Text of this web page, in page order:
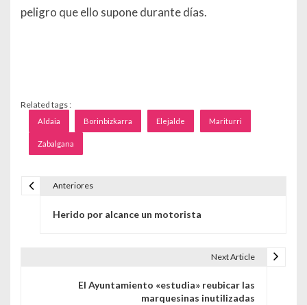
peligro que ello supone durante días.
Related tags :
Aldaia Borinbizkarra Elejalde Mariturri
Zabalgana
Anteriores
Herido por alcance un motorista
Next Article
El Ayuntamiento «estudia» reubicar las
marquesinas inutilizadas